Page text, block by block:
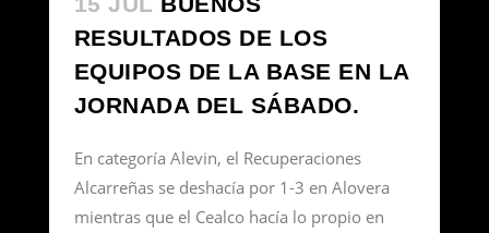
RESULTADOS DE LOS
EQUIPOS DE LA BASE EN LA
JORNADA DEL SÁBADO.
En categoría Alevin, el Recuperaciones
Alcarreñas se deshacía por 1-3 en Alovera
mientras que el Cealco hacía lo propio en